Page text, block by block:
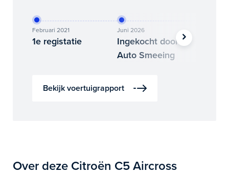
Februari 2021
1e registatie
Juni 2026
Ingekocht door
Auto Smeeing
Bekijk voertuigrapport
Over deze Citroën C5 Aircross